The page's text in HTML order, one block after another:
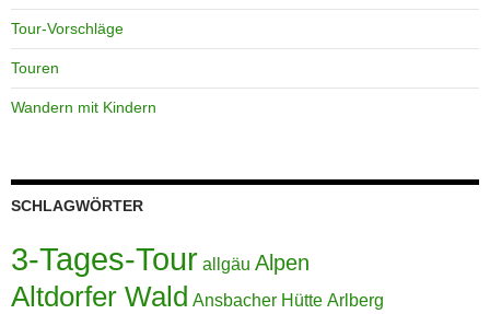
Tour-Vorschläge
Touren
Wandern mit Kindern
SCHLAGWÖRTER
3-Tages-Tour allgäu Alpen
Altdorfer Wald Ansbacher Hütte Arlberg